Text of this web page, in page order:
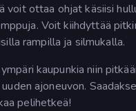
voit ottaa ohjat käsiisi
Voit kiihdyttää
rampilla ja silmukalla.
kaupunkia niin
ajoneuvon.
pelihetkeä!